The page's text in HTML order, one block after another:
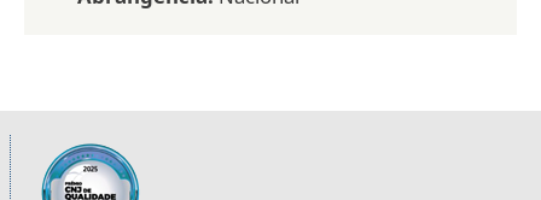
Informações úteis sobre os órgãos da 2ª
Imagem